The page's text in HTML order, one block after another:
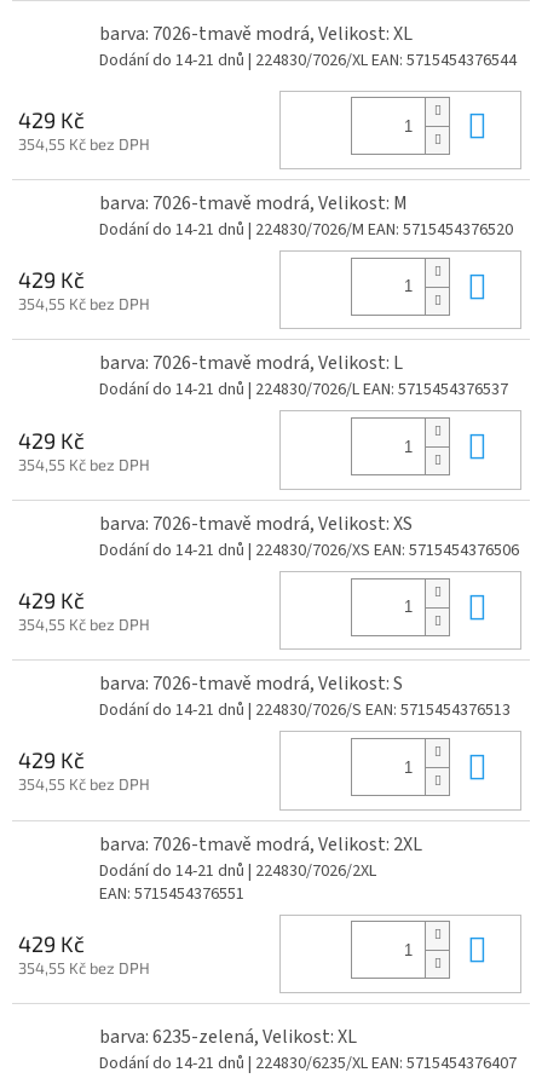
barva: 7026-tmavě modrá, Velikost: XL
Dodání do 14-21 dnů | 224830/7026/XLEAN: 5715454376544
429 Kč
354,55 Kč bez DPH
barva: 7026-tmavě modrá, Velikost: M
Dodání do 14-21 dnů | 224830/7026/M EAN: 5715454376520
429 Kč
354,55 Kč bez DPH
barva: 7026-tmavě modrá, Velikost: L
Dodání do 14-21 dnů | 224830/7026/LEAN: 5715454376537
429 Kč
354,55 Kč bez DPH
barva: 7026-tmavě modrá, Velikost: XS
Dodání do 14-21 dnů | 224830/7026/XS EAN: 5715454376506
429 Kč
354,55 Kč bez DPH
barva: 7026-tmavě modrá, Velikost: S
Dodání do 14-21 dnů | 224830/7026/S EAN: 5715454376513
429 Kč
354,55 Kč bez DPH
barva: 7026-tmavě modrá, Velikost: 2XL
Dodání do 14-21 dnů | 224830/7026/2XL
EAN: 5715454376551
429 Kč
354,55 Kč bez DPH
barva: 6235-zelená, Velikost: XL
Dodání do 14-21 dnů | 224830/6235/XLEAN: 5715454376407